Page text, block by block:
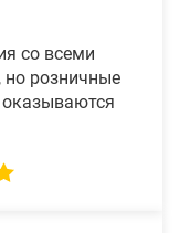
со всеми
розничные
оказываются